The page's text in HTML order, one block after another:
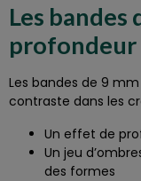
Les bandes
profondeur
Les bandes de 9
contraste dans les
Un effet de
Un jeu
des formes